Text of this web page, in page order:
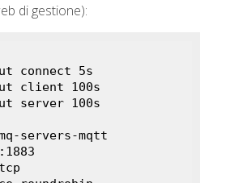
di gestione):
servers-mqtt